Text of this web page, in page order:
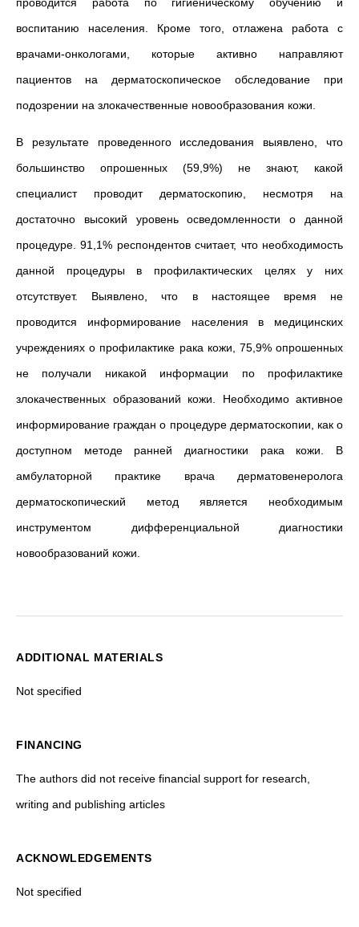
воспитанию населения. Кроме того, отлажена работа с
врачами-онкологами, которые активно направляют
пациентов на дерматоскопическое обследование при
подозрении на злокачественные новообразования кожи.
В результате проведенного исследования выявлено, что
большинство опрошенных (59,9%) не знают, какой
специалист проводит дерматоскопию, несмотря на
достаточно высокий уровень осведомленности о данной
процедуре. 91,1% респондентов считает, что необходимость
данной процедуры в профилактических целях у них
отсутствует. Выявлено, что в настоящее время не
проводится информирование населения в медицинских
учреждениях о профилактике рака кожи, 75,9% опрошенных
не получали никакой информации по профилактике
злокачественных образований кожи. Необходимо активное
информирование граждан о процедуре дерматоскопии, как о
доступном методе ранней диагностики рака кожи. В
амбулаторной практике врача дерматовенеролога
дерматоскопический метод является необходимым
инструментом дифференциальной диагностики
новообразований кожи.
ADDITIONAL MATERIALS
Not specified
FINANCING
The authors did not receive financial support for research,
writing and publishing articles
ACKNOWLEDGEMENTS
Not specified